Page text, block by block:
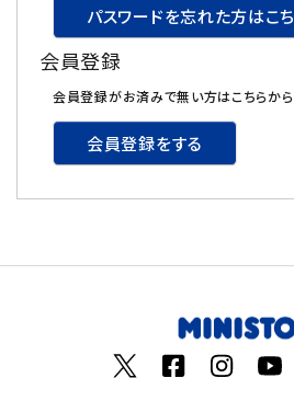
酒類
日用品
ギフト
パスワードを忘れた方はこ
会員登録
会員登録がお済みで無い方はこちらから
会員登録をする